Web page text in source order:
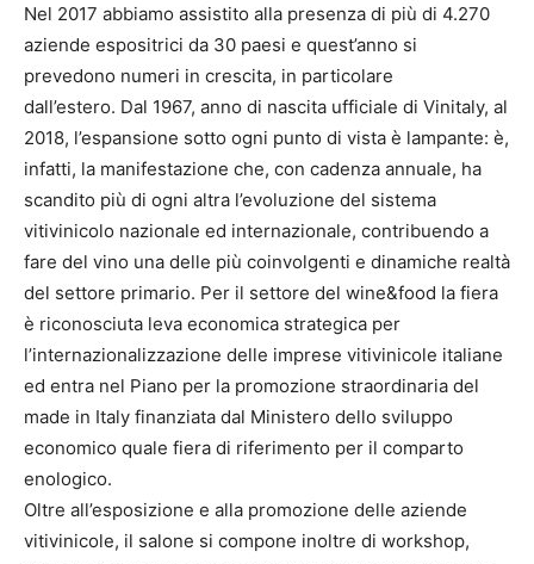
Nel 2017 abbiamo assistito alla presenza di più di 4.270
aziende espositrici da 30 paesi e quest’anno si
prevedono numeri in crescita, in particolare
dall’estero. Dal 1967, anno di nascita ufficiale di Vinitaly, al
2018, l’espansione sotto ogni punto di vista è lampante: è,
infatti, la manifestazione che, con cadenza annuale, ha
scandito più di ogni altra l’evoluzione del sistema
vitivinicolo nazionale ed internazionale, contribuendo a
fare del vino una delle più coinvolgenti e dinamiche realtà
del settore primario. Per il settore del wine&food la fiera
è riconosciuta leva economica strategica per
l’internazionalizzazione delle imprese vitivinicole italiane
ed entra nel Piano per la promozione straordinaria del
made in Italy finanziata dal Ministero dello sviluppo
economico quale fiera di riferimento per il comparto
enologico.
Oltre all’esposizione e alla promozione delle aziende
vitivinicole, il salone si compone inoltre di workshop,